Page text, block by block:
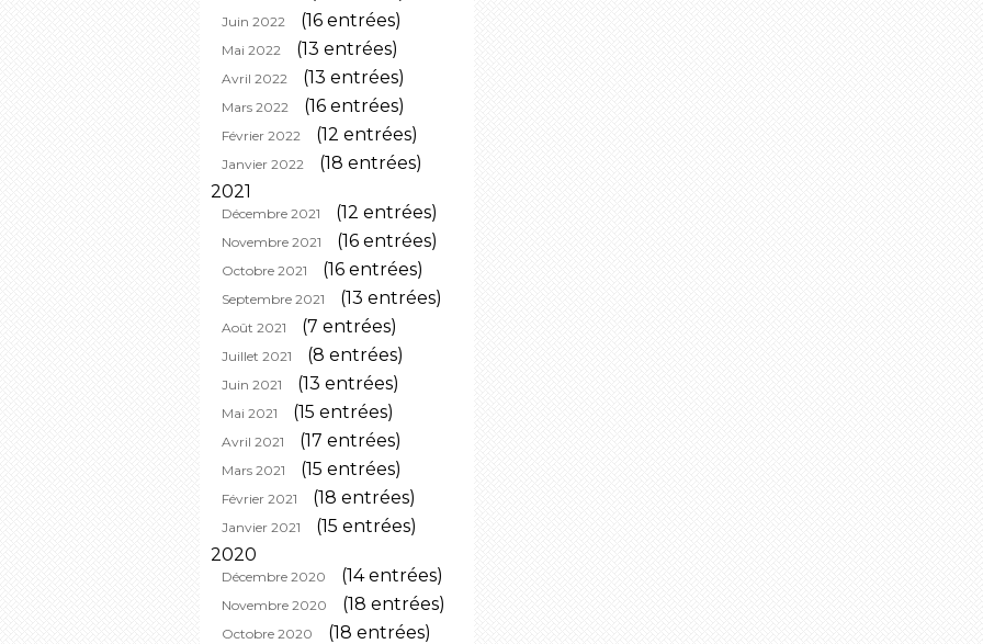
Juin 2022 (16 entrées)
Mai 2022 (13 entrées)
Avril 2022 (13 entrées)
Mars 2022 (16 entrées)
Février 2022 (12 entrées)
Janvier 2022
(18 entrées)
2021
Décembre 2021 (12 entrées)
Novembre 2021 (16 entrées)
Octobre 2021 (16 entrées)
Septembre 2021 (13 entrées)
Août 2021 (7 entrées)
Juillet 2021 (8 entrées)
Juin 2021 (13 entrées)
Mai 2021 (15 entrées)
Avril 2021 (17 entrées)
Mars 2021 (15 entrées)
Février 2021 (18 entrées)
Janvier 2021
(15 entrées)
2020
Décembre 2020 (14 entrées)
Novembre 2020 (18 entrées)
Octobre 2020 (18 entrées)